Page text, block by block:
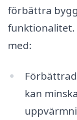
förbättra
funktionalitet.
med:
kan